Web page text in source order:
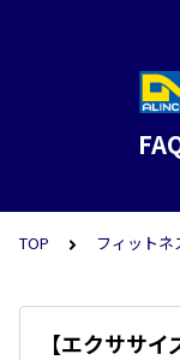
TOP フィットネ
【エクササ